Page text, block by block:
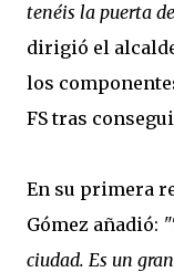
tenéis la puerta
dirigió el
los
FS tras
En su primera
Gómez añadió:
ciudad. Es un